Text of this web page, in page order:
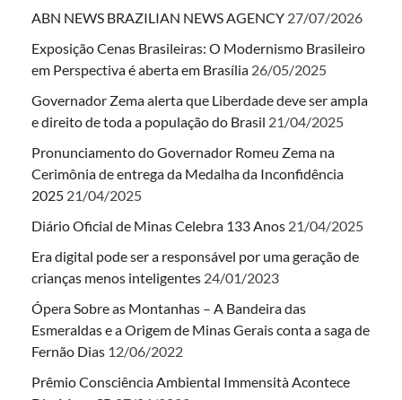
ABN NEWS BRAZILIAN NEWS AGENCY 27/07/2026
Exposição Cenas Brasileiras: O Modernismo Brasileiro
em Perspectiva é aberta em Brasília 26/05/2025
Governador Zema alerta que Liberdade deve ser ampla
e direito de toda a população do Brasil 21/04/2025
Pronunciamento do Governador Romeu Zema na
Cerimônia de entrega da Medalha da Inconfidência
2025 21/04/2025
Diário Oficial de Minas Celebra 133 Anos 21/04/2025
Era digital pode ser a responsável por uma geração de
crianças menos inteligentes 24/01/2023
Ópera Sobre as Montanhas – A Bandeira das
Esmeraldas e a Origem de Minas Gerais conta a saga de
Fernão Dias 12/06/2022
Prêmio Consciência Ambiental Immensità Acontece